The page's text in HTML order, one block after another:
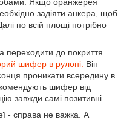
задіяти анкера, щоб
по всій площі потрібно
переходити до покриття.
шифер в рулоні. Він
проникати всередину в
шифер від
завжди самі позитивні.
- справа не важка. А